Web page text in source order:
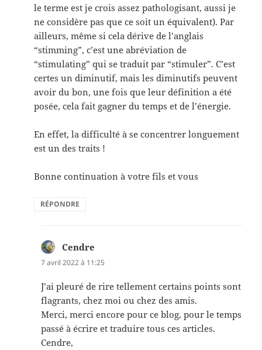
le terme est je crois assez pathologisant, aussi je
ne considère pas que ce soit un équivalent). Par
ailleurs, même si cela dérive de l’anglais
“stimming”, c’est une abréviation de
“stimulating” qui se traduit par “stimuler”. C’est
certes un diminutif, mais les diminutifs peuvent
avoir du bon, une fois que leur définition a été
posée, cela fait gagner du temps et de l’énergie.
En effet, la difficulté à se concentrer longuement
est un des traits !
Bonne continuation à votre fils et vous
RÉPONDRE
Cendre
7 avril 2022 à 11:25
J’ai pleuré de rire tellement certains points sont
flagrants, chez moi ou chez des amis.
Merci, merci encore pour ce blog, pour le temps
passé à écrire et traduire tous ces articles.
Cendre,